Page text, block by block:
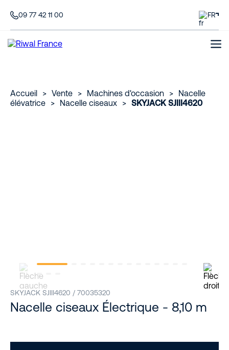
09 77 42 11 00 FR
Accueil > Vente > Machines d'occasion >
Nacelle
élévatrice
> Nacelle ciseaux > SKYJACK SJIII4620
SKYJACK SJIII4620 / 70035320
Nacelle ciseaux Électrique - 8,10 m